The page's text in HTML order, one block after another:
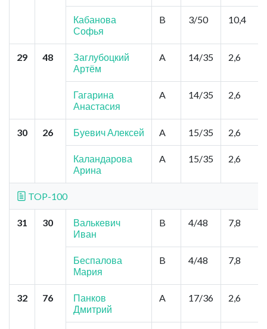
Кабанова
Софья
B 3/50 10,4
29 48
Заглубоцкий
Артём
A 14/35 2,6
Гагарина
Анастасия
A 14/35 2,6
30 26 Буевич Алексей A 15/35 2,6
Каландарова
Арина
A 15/35 2,6
TOP-100
31 30
Валькевич
Иван
B 4/48 7,8
Беспалова
Мария
B 4/48 7,8
32 76
Панков
Дмитрий
A 17/36 2,6